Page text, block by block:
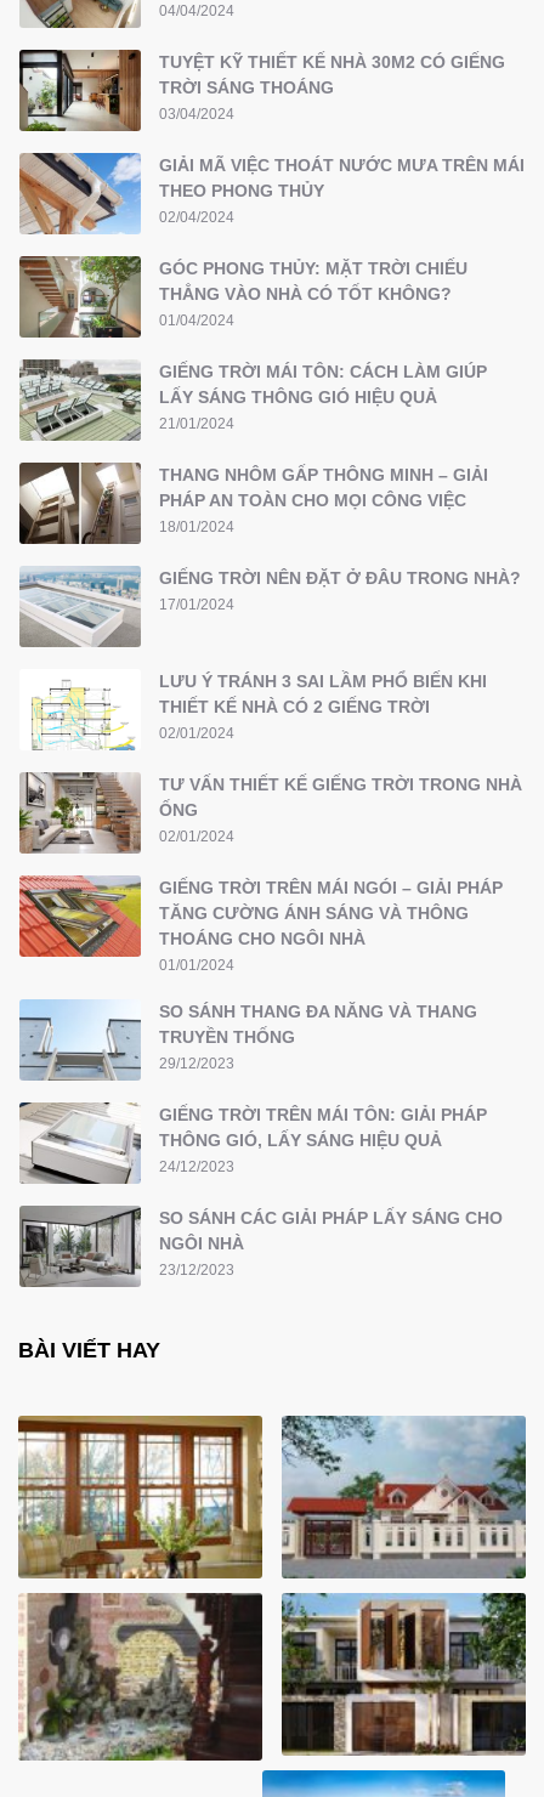
04/04/2024
TUYỆT KỸ THIẾT KẾ NHÀ 30M2 CÓ GIẾNG
TRỜI SÁNG THOÁNG
03/04/2024
GIẢI MÃ VIỆC THOÁT NƯỚC MƯA TRÊN MÁI
THEO PHONG THỦY
02/04/2024
GÓC PHONG THỦY: MẶT TRỜI CHIẾU
THẲNG VÀO NHÀ CÓ TỐT KHÔNG?
01/04/2024
GIẾNG TRỜI MÁI TÔN: CÁCH LÀM GIÚP
LẤY SÁNG THÔNG GIÓ HIỆU QUẢ
21/01/2024
THANG NHÔM GẤP THÔNG MINH – GIẢI
PHÁP AN TOÀN CHO MỌI CÔNG VIỆC
18/01/2024
GIẾNG TRỜI NÊN ĐẶT Ở ĐÂU TRONG NHÀ?
17/01/2024
LƯU Ý TRÁNH 3 SAI LẦM PHỔ BIẾN KHI
THIẾT KẾ NHÀ CÓ 2 GIẾNG TRỜI
02/01/2024
TƯ VẤN THIẾT KẾ GIẾNG TRỜI TRONG NHÀ
ỐNG
02/01/2024
GIẾNG TRỜI TRÊN MÁI NGÓI – GIẢI PHÁP
TĂNG CƯỜNG ÁNH SÁNG VÀ THÔNG
THOÁNG CHO NGÔI NHÀ
01/01/2024
SO SÁNH THANG ĐA NĂNG VÀ THANG
TRUYỀN THỐNG
29/12/2023
GIẾNG TRỜI TRÊN MÁI TÔN: GIẢI PHÁP
THÔNG GIÓ, LẤY SÁNG HIỆU QUẢ
24/12/2023
SO SÁNH CÁC GIẢI PHÁP LẤY SÁNG CHO
NGÔI NHÀ
23/12/2023
BÀI VIẾT HAY